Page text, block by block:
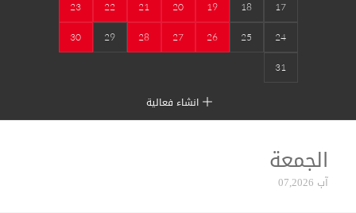
17
18
19
20
21
22
23
24
25
26
27
28
29
30
31
انشاء فعالية
الجمعة
آب 07,2026